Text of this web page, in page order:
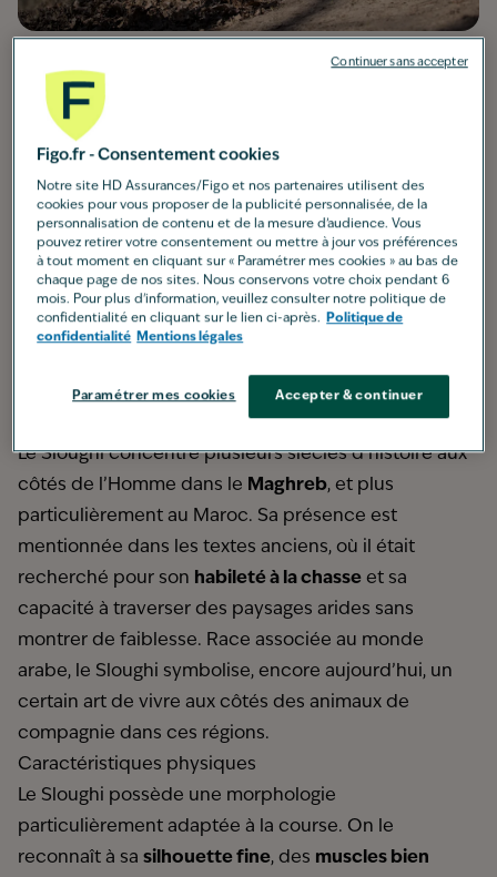
Origine: Maroc
Taille moyenne
cm
Poids moyen : entre 20 et 25 kg
Pelage: court, serré et fin, dans des nuances sable
clair à roux
Espérance de vie: environ 12 à 14 ans
Caractère: réservé, loyal, calme
Groupe: 10 (Lévriers)
des restrictions
Le Sloughi concentre plusieurs siècles d’histoire aux
côtés de l’Homme dans le Maghreb, et plus
particulièrement au Maroc. Sa présence est
mentionnée dans les textes anciens, où il était
recherché pour son habileté à la chasse et sa
capacité à traverser des paysages arides sans
montrer de faiblesse. Race associée au monde
arabe, le Sloughi symbolise, encore aujourd’hui, un
certain art de vivre aux côtés des animaux de
compagnie dans ces régions.
Caractéristiques physiques
Le Sloughi possède une morphologie
particulièrement adaptée à la course. On le
reconnaît à sa silhouette fine, des muscles bien
Figo.fr - Consentement cookies
Notre site HD Assurances/Figo et nos partenaires utilisent des
cookies pour vous proposer de la publicité personnalisée, de la
personnalisation de contenu et de la mesure d’audience. Vous
pouvez retirer votre consentement ou mettre à jour vos préférences
à tout moment en cliquant sur « Paramétrer mes cookies » au bas de
chaque page de nos sites. Nous conservons votre choix pendant 6
mois. Pour plus d'information, veuillez consulter notre politique de
confidentialité en cliquant sur le lien ci-après.
Politique de
confidentialité Mentions légales
Accepter & continuer
Paramétrer mes cookies
Continuer sans accepter